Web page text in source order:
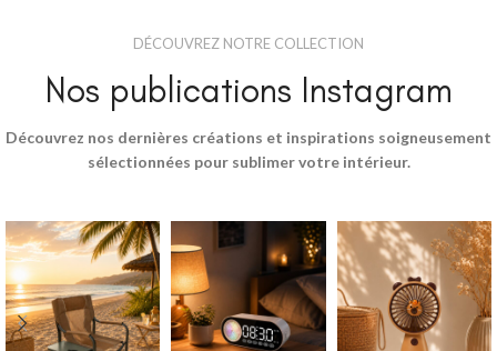
DÉCOUVREZ NOTRE COLLECTION
Nos publications Instagram
Découvrez nos dernières créations et inspirations soigneusement
sélectionnées pour sublimer votre intérieur.